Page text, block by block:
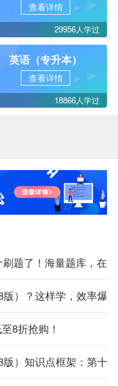
查看详情
29956人学过
英语（专升本）
查看详情
18866人学过
题了！海量题库，在
）？这样学，效率爆表
8折抢购！
）知识点框架：第十